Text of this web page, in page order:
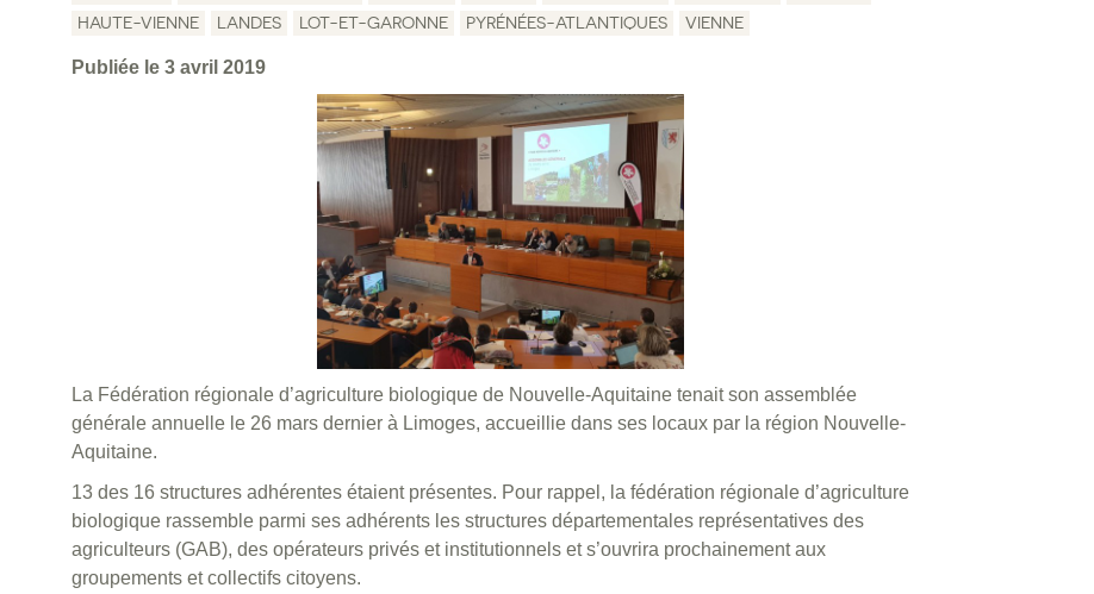
HAUTE-VIENNE
LANDES LOT-ET-GARONNE PYRÉNÉES-ATLANTIQUES VIENNE
Publiée le 3 avril 2019
La Fédération régionale d’agriculture biologique de Nouvelle-Aquitaine tenait son assemblée
générale annuelle le 26 mars dernier à Limoges, accueillie dans ses locaux par la région Nouvelle-
Aquitaine.
13 des 16 structures adhérentes étaient présentes. Pour rappel, la fédération régionale d’agriculture
biologique rassemble parmi ses adhérents les structures départementales représentatives des
agriculteurs (GAB), des opérateurs privés et institutionnels et s’ouvrira prochainement aux
groupements et collectifs citoyens.